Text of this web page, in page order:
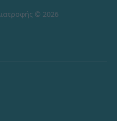
© 2026